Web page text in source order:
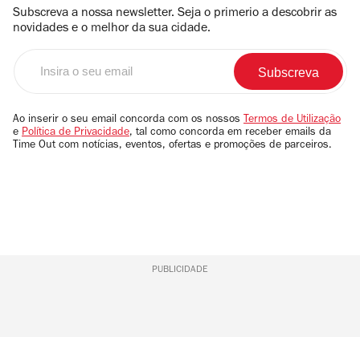
Subscreva a nossa newsletter. Seja o primerio a descobrir as
novidades e o melhor da sua cidade.
email
Ao inserir o seu email concorda com os nossos Termos de Utilização
e Política de Privacidade, tal como concorda em receber emails da
Time Out com notícias, eventos, ofertas e promoções de parceiros.
PUBLICIDADE